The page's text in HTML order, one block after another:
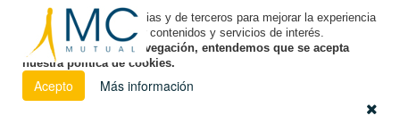
Utilizamos cookies propias y de terceros para mejorar la experiencia
de navegación y ofrecer contenidos y servicios de interés.
Al continuar con la navegación, entendemos que se acepta
nuestra política de cookies.
Acepto Más información